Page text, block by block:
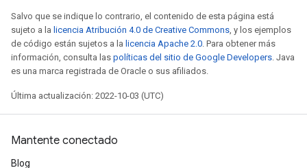
Salvo que se indique lo contrario, el contenido de esta página está
sujeto a la licencia Atribución 4.0 de Creative Commons, y los ejemplos
de código están sujetos a la licencia Apache 2.0. Para obtener más
información, consulta las políticas del sitio de Google Developers. Java
es una marca registrada de Oracle o sus afiliados.
Última actualización: 2022-10-03 (UTC)
Mantente conectado
Blog